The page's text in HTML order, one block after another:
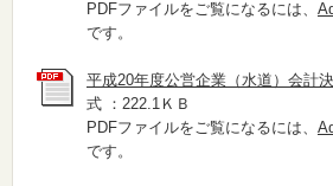
PDFファイルをご覧になるには、
です。
平成20年度公営企業（水道）会計
式 ：222.1ＫＢ
PDFファイルをご覧になるには、
です。